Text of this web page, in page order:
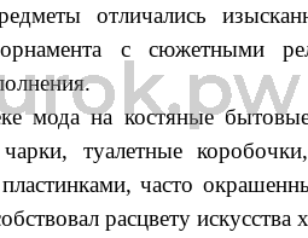
отличались
с сюжетными
мода на костяные
чарки, туалетные
часто
расцвету